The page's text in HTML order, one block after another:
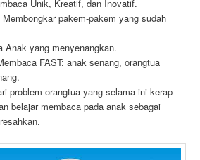
Unik, Kreatif, dan Inovatif.
pakem-pakem yang sudah
Anak yang menyenangkan.
FAST: anak senang, orangtua
problem orangtua yang selama ini kerap
belajar membaca pada anak sebagai